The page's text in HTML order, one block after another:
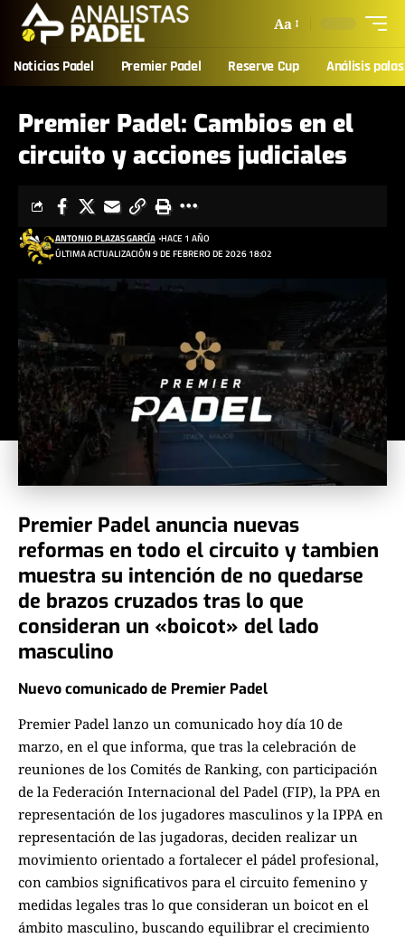
Aa
Noticias Padel Premier Padel Reserve Cup Análisis palas
Premier Padel: Cambios en el
circuito y acciones judiciales
ÚLTIMA ACTUALIZACIÓN 9 DE FEBRERO DE 2026 18:02
ANTONIO PLAZAS GARCÍA HACE 1 AÑO
Premier Padel anuncia nuevas
reformas en todo el circuito y tambien
muestra su intención de no quedarse
de brazos cruzados tras lo que
consideran un «boicot» del lado
masculino
Nuevo comunicado de Premier Padel
Premier Padel lanzo un comunicado hoy día 10 de
marzo, en el que informa, que tras la celebración de
reuniones de los Comités de Ranking, con participación
de la Federación Internacional del Padel (FIP), la PPA en
representación de los jugadores masculinos y la IPPA en
representación de las jugadoras, deciden realizar un
movimiento orientado a fortalecer el pádel profesional,
con cambios significativos para el circuito femenino y
medidas legales tras lo que consideran un boicot en el
ámbito masculino, buscando equilibrar el crecimiento